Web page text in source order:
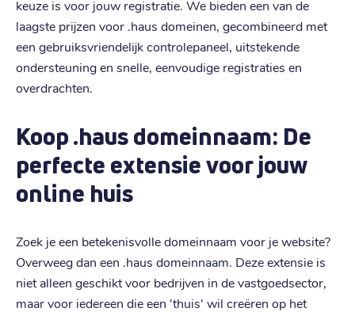
keuze is voor jouw registratie. We bieden een van de
laagste prijzen voor .haus domeinen, gecombineerd met
een gebruiksvriendelijk controlepaneel, uitstekende
ondersteuning en snelle, eenvoudige registraties en
overdrachten.
Koop .haus domeinnaam: De
perfecte extensie voor jouw
online huis
Zoek je een betekenisvolle domeinnaam voor je website?
Overweeg dan een .haus domeinnaam. Deze extensie is
niet alleen geschikt voor bedrijven in de vastgoedsector,
maar voor iedereen die een 'thuis' wil creëren op het